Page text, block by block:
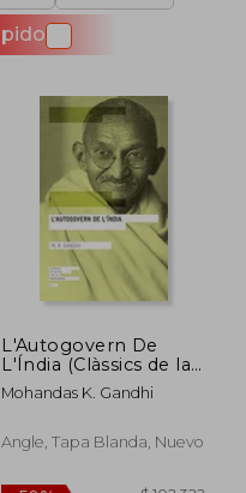
L'Autogovern De
L'Índia (Clàssics de la
pau i la noviolència)
Mohandas K. Gandhi
Angle, Tapa Blanda, Nuevo